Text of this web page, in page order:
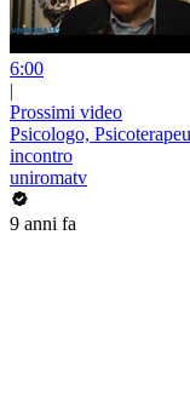
6:00
|
Prossimi video
Psicologo,
incontro
uniromatv
9 anni fa